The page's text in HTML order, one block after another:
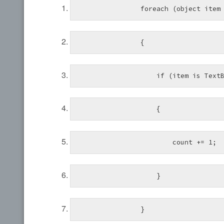
foreach (object item
{
if (item is
{
count += 1;
}
}